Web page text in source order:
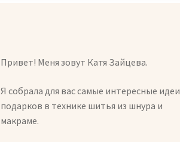
Привет! Меня зовут Катя Зайцева.
Я собрала для вас самые интересные идеи
подарков в технике шитья из шнура и
макраме.